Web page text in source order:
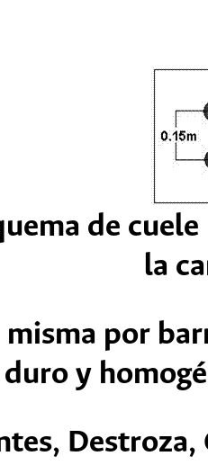
de
la
misma por
y
Destroza,